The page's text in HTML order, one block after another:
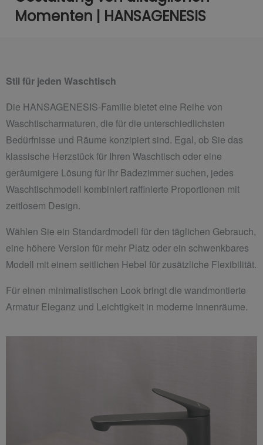
Momenten | HANSAGENESIS
Stil für jeden Waschtisch
Die HANSAGENESIS-Familie bietet eine Reihe von
Waschtischarmaturen, die für die unterschiedlichsten
Bedürfnisse und Räume konzipiert sind. Egal, ob Sie das
klassische Herzstück für Ihren Waschtisch oder eine
geräumigere Lösung für Ihr Badezimmer suchen, jedes
Waschtischmodell kombiniert raffinierte Proportionen mit
zeitlosem Design.
Wählen Sie ein Standardmodell für den täglichen Gebrauch,
eine höhere Version für mehr Platz oder ein schwenkbares
Modell mit einem seitlichen Hebel für zusätzliche Flexibilität.
Für einen minimalistischen Look bringt die wandmontierte
Armatur Eleganz und Leichtigkeit in moderne Innenräume.